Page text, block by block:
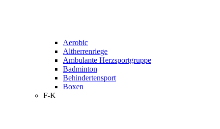
Aerobic
Altherrenriege
Ambulante Herzsportgruppe
Badminton
Behindertensport
Boxen
F-K